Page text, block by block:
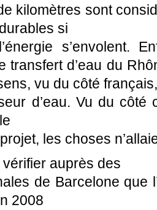
kilomètres sont
si
s’envolent.
transfert d’eau du
vu du côté
d’eau. Vu du côté
les choses
auprès des
de Barcelone que
2008